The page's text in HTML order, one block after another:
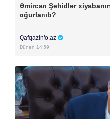
Əmircan Şəhidlər
oğurlanıb?
Qafqazinfo.az
Dünən 14:59